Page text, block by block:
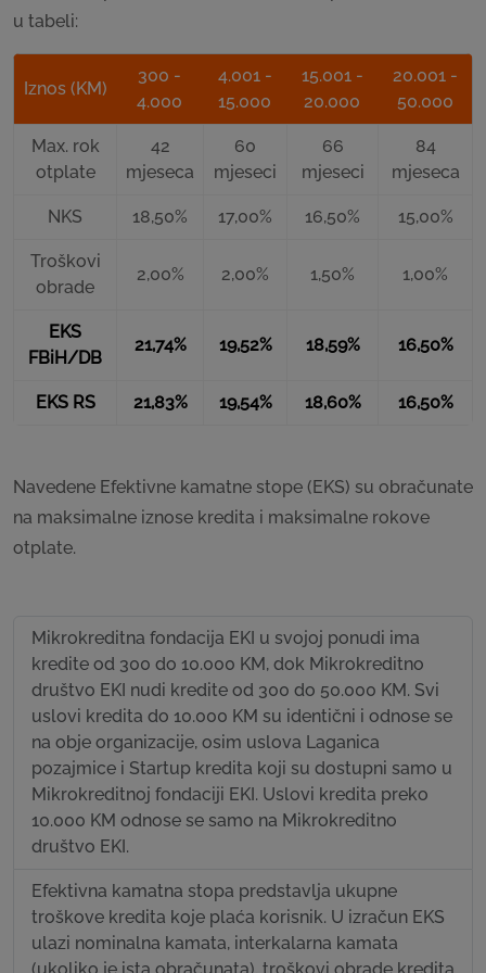
u tabeli:
Iznos (KM)
300 -
4.000
4.001 -
15.000
15.001 -
20.000
20.001 -
50.000
Max. rok
otplate
42
mjeseca
60
mjeseci
66
mjeseci
84
mjeseca
NKS 18,50% 17,00% 16,50% 15,00%
Troškovi
obrade
2,00% 2,00% 1,50% 1,00%
EKS
FBiH/DB
21,74% 19,52% 18,59% 16,50%
EKS RS 21,83% 19,54% 18,60% 16,50%
Navedene Efektivne kamatne stope (EKS) su obračunate
na maksimalne iznose kredita i maksimalne rokove
otplate.
Mikrokreditna fondacija EKI u svojoj ponudi ima
kredite od 300 do 10.000 KM, dok Mikrokreditno
društvo EKI nudi kredite od 300 do 50.000 KM. Svi
uslovi kredita do 10.000 KM su identični i odnose se
na obje organizacije, osim uslova Laganica
pozajmice i Startup kredita koji su dostupni samo u
Mikrokreditnoj fondaciji EKI. Uslovi kredita preko
10.000 KM odnose se samo na Mikrokreditno
društvo EKI.
Efektivna kamatna stopa predstavlja ukupne
troškove kredita koje plaća korisnik. U izračun EKS
ulazi nominalna kamata, interkalarna kamata